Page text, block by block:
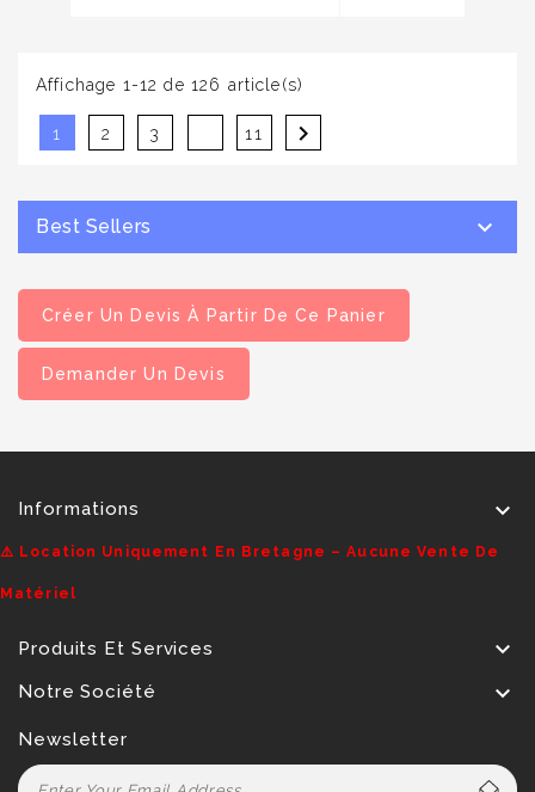
Affichage 1-12 de 126 article(s)
1 2 3 11 
Best Sellers 
Créer Un Devis À Partir De Ce Panier
Demander Un Devis
Informations 
⚠️ Location Uniquement En Bretagne – Aucune Vente De
Matériel
Produits Et Services 
Notre Société 
Newsletter